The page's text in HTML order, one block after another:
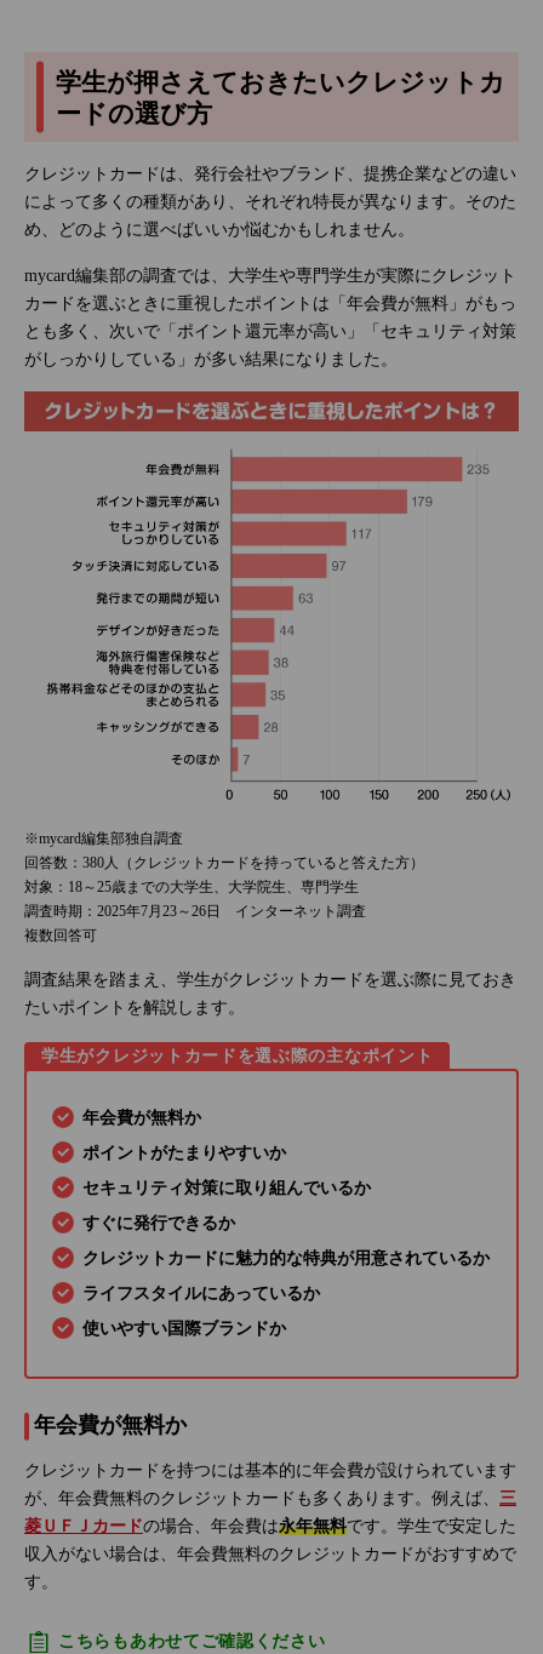
学生が押さえておきたいクレジットカ
ードの選び方
クレジットカードは、発行会社やブランド、提携企業などの違い
によって多くの種類があり、それぞれ特長が異なります。そのた
め、どのように選べばいいか悩むかもしれません。
mycard編集部の調査では、大学生や専門学生が実際にクレジット
カードを選ぶときに重視したポイントは「年会費が無料」がもっ
とも多く、次いで「ポイント還元率が高い」「セキュリティ対策
がしっかりしている」が多い結果になりました。
※mycard編集部独自調査
回答数：380人（クレジットカードを持っていると答えた方）
対象：18～25歳までの大学生、大学院生、専門学生
調査時期：2025年7月23～26日 インターネット調査
複数回答可
調査結果を踏まえ、学生がクレジットカードを選ぶ際に見ておき
たいポイントを解説します。
学生がクレジットカードを選ぶ際の主なポイント
年会費が無料か
ポイントがたまりやすいか
セキュリティ対策に取り組んでいるか
すぐに発行できるか
クレジットカードに魅力的な特典が用意されているか
ライフスタイルにあっているか
使いやすい国際ブランドか
年会費が無料か
クレジットカードを持つには基本的に年会費が設けられています
が、年会費無料のクレジットカードも多くあります。例えば、 三
菱ＵＦＪカードの場合、年会費は永年無料です。学生で安定した
収入がない場合は、年会費無料のクレジットカードがおすすめで
す。
こちらもあわせてご確認ください